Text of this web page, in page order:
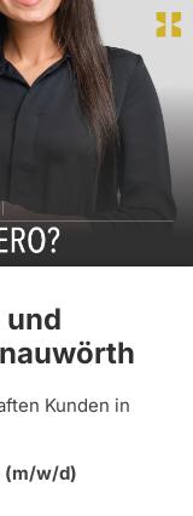
und
Kunden in
(m/w/d)